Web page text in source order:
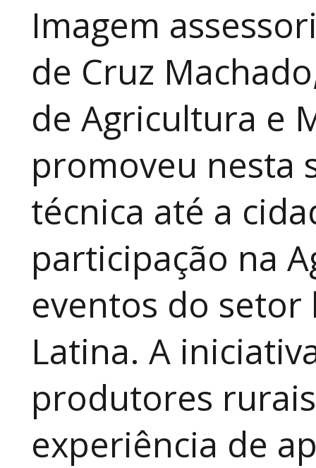
Imagem
de Cruz
de Agricultura e
promoveu nesta
técnica até a
participação na
eventos do
Latina. A
produtores
experiência de